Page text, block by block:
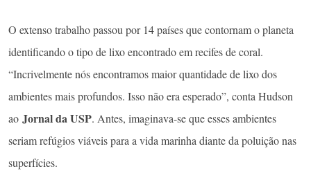
O extenso trabalho passou por 14 países que contornam o planeta
identificando o tipo de lixo encontrado em recifes de coral.
“Incrivelmente nós encontramos maior quantidade de lixo dos
ambientes mais profundos. Isso não era esperado”, conta Hudson
ao Jornal da USP. Antes, imaginava-se que esses ambientes
seriam refúgios viáveis para a vida marinha diante da poluição nas
superfícies.